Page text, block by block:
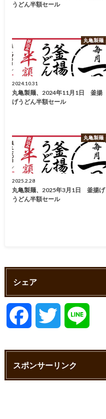
うどん半額セール
丸亀製麺
2024.10.31
丸亀製麺、2024年11月1日 釜揚
げうどん半額セール
丸亀製麺
2025.2.28
丸亀製麺、2025年3月1日 釜揚げ
うどん半額セール
シェア
c i
スポンサーリンク